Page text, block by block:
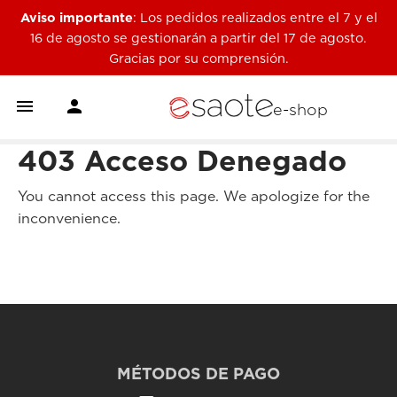
Aviso importante: Los pedidos realizados entre el 7 y el
16 de agosto se gestionarán a partir del 17 de agosto.
Gracias por su comprensión.
  e-shop
403 Acceso Denegado
You cannot access this page. We apologize for the
inconvenience.
MÉTODOS DE PAGO